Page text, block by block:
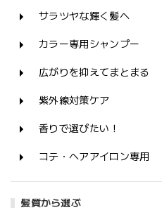
サラツヤな輝く髪へ
カラー専用シャンプー
広がりを抑えてまとまる
紫外線対策ケア
香りで選びたい！
コテ・ヘアアイロン専用
髪質から選ぶ